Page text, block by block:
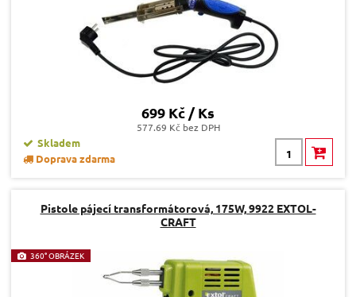
699 Kč / Ks
577.69 Kč bez DPH
Skladem
Doprava zdarma
Pistole pájecí transformátorová, 175W, 9922 EXTOL-
CRAFT
360° OBRÁZEK